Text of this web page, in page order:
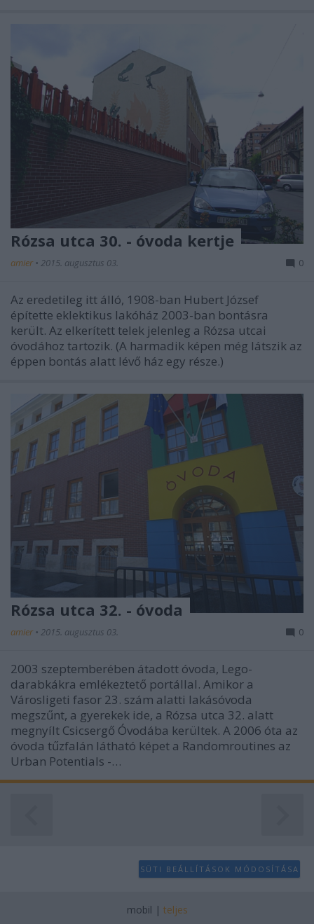
Rózsa utca 30. - óvoda kertje
amier • 2015. augusztus 03. 0
Az eredetileg itt álló, 1908-ban Hubert József
építette eklektikus lakóház 2003-ban bontásra
került. Az elkerített telek jelenleg a Rózsa utcai
óvodához tartozik. (A harmadik képen még látszik az
éppen bontás alatt lévő ház egy része.)
Rózsa utca 32. - óvoda
amier • 2015. augusztus 03. 0
2003 szeptemberében átadott óvoda, Lego-
darabkákra emlékeztető portállal. Amikor a
Városligeti fasor 23. szám alatti lakásóvoda
megszűnt, a gyerekek ide, a Rózsa utca 32. alatt
megnyílt Csicsergő Óvodába kerültek. A 2006 óta az
óvoda tűzfalán látható képet a Randomroutines az
Urban Potentials -…
SÜTI BEÁLLÍTÁSOK MÓDOSÍTÁSA
mobil | teljes